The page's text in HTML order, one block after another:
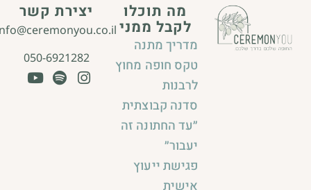
מה תוכלו
לקבל ממני
מדריך מתנה
טקס חופה מחוץ
לרבנות
סדנה קבוצתית
״עד החתונה זה
יעבור״
פגישת ייעוץ
אישית
יצירת קשר
info@ceremonyou.co.il
050-6921282